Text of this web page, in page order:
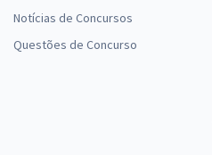
Notícias de Concursos
Questões de Concurso